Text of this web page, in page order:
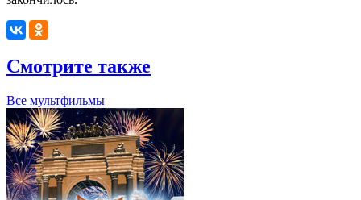
Смотрите также
Все мультфильмы